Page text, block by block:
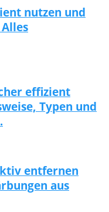
nutzen und
effizient
Typen und
entfernen
aus